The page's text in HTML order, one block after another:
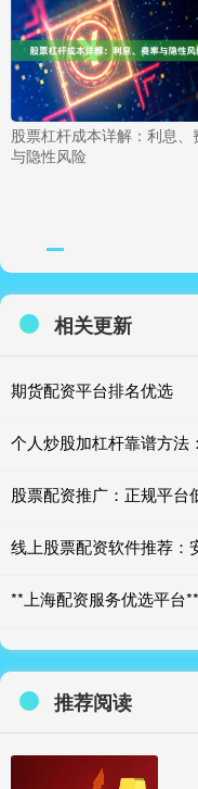
股票杠杆成本详解：利息、
与隐性风险
相关更新
期货配资平台排名优选
个人炒股加杠杆靠谱方法
股票配资推广：正规平台
线上股票配资软件推荐：
**上海配资服务优选平台**
推荐阅读